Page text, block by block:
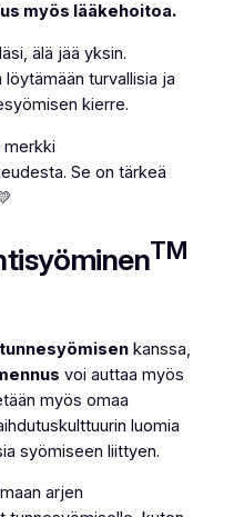
myös lääkehoitoa.
älä jää yksin.
turvallisia ja
kierre.
merkki
Se on tärkeä
TM
tunnesyömisenkanssa,
voi auttaa myös
myös omaa
luomia
syömiseen liittyen.
arjen